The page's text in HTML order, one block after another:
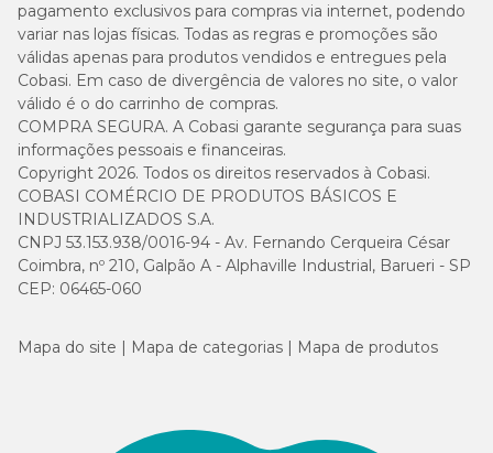
pagamento exclusivos para compras via internet, podendo
variar nas lojas físicas. Todas as regras e promoções são
válidas apenas para produtos vendidos e entregues pela
Cobasi. Em caso de divergência de valores no site, o valor
válido é o do carrinho de compras.
COMPRA SEGURA. A Cobasi garante segurança para suas
informações pessoais e financeiras.
Copyright 2026. Todos os direitos reservados à Cobasi.
COBASI COMÉRCIO DE PRODUTOS BÁSICOS E
INDUSTRIALIZADOS S.A.
CNPJ 53.153.938/0016-94 - Av. Fernando Cerqueira César
Coimbra, nº 210, Galpão A - Alphaville Industrial, Barueri - SP
CEP: 06465-060
Mapa do site Mapa de categorias Mapa de produtos